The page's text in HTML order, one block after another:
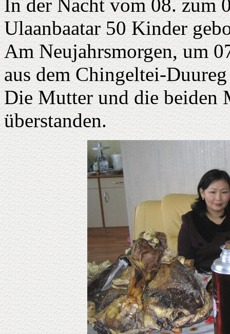
In der Nacht vom 08. zum
Ulaanbaatar 50 Kinder
Am Neujahrsmorgen, um
aus dem Chingeltei-
Die Mutter und die beiden
überstanden.